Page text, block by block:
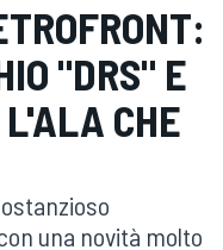
"DRS" E
CHE
una novità molto